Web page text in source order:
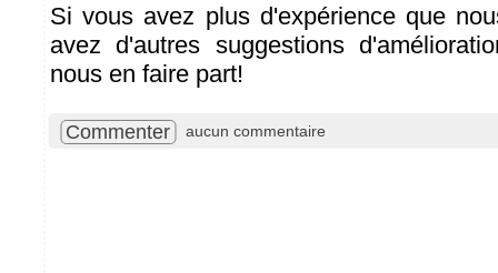
Si vous avez plus d'expérience que
avez d'autres suggestions
nous en faire part!
Commenter aucun commentaire